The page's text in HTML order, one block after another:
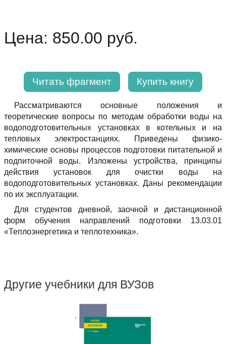
Цена: 850.00 руб.
Читать фрагмент Купить книгу
Рассматриваются основные положения и
теоретические вопросы по методам обработки воды на
водоподготовительных установках в котельных и на
тепловых электростанциях. Приведены физико-
химические основы процессов подготовки питательной и
подпиточной воды. Изложены устройства, принципы
действия установок для очистки воды на
водоподготовительных установках. Даны рекомендации
по их эксплуатации.
Для студентов дневной, заочной и дистанционной
форм обучения направлений подготовки 13.03.01
«Теплоэнергетика и теплотехника».
Другие учебники для ВУЗов